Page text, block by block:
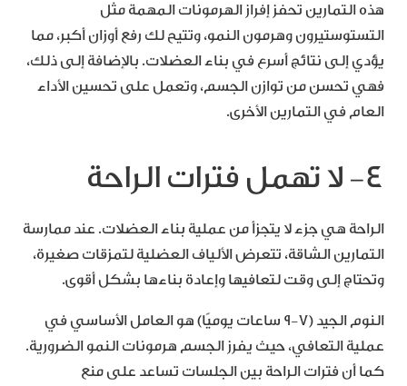
هذه التمارين تحفز إفراز الهرمونات المهمة مثل
التستوستيرون وهرمون النمو، وتتيح لك رفع أوزان أكبر، مما
يؤدي إلى نتائج أسرع في بناء العضلات. بالإضافة إلى ذلك،
فهي تحسن من توازن الجسم، وتعمل على تحسين الأداء
العام في التمارين الأخرى.
4- لا تهمل فترات الراحة
الراحة هي جزء لا يتجزأ من عملية بناء العضلات. عند ممارسة
التمارين الشاقة، تتعرض الألياف العضلية لتمزقات صغيرة،
وتحتاج إلى وقت لتعافيها وإعادة بناءها بشكل أقوى.
النوم الجيد (7-9 ساعات يوميًا) هو العامل الأساسي في
عملية التعافي، حيث يفرز الجسم هرمونات النمو الضرورية.
كما أن فترات الراحة بين الجلسات تساعد على منع